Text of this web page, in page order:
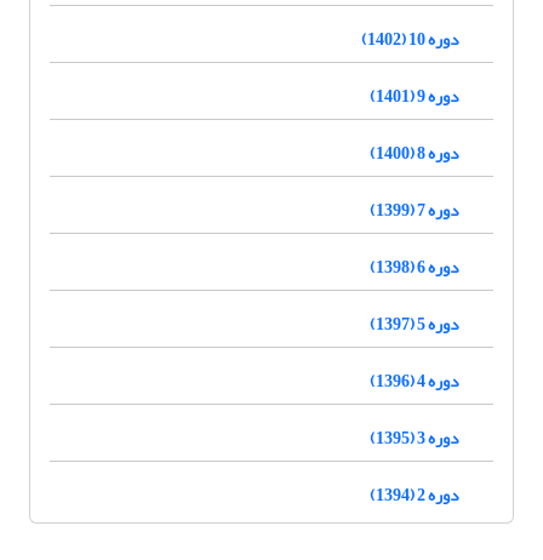
دوره 10 (1402)
دوره 9 (1401)
دوره 8 (1400)
دوره 7 (1399)
دوره 6 (1398)
دوره 5 (1397)
دوره 4 (1396)
دوره 3 (1395)
دوره 2 (1394)